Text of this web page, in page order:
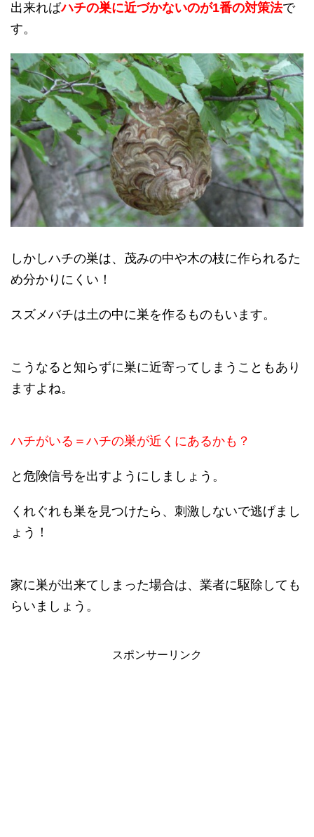
出来ればハチの巣に近づかないのが1番の対策法で
す。
しかしハチの巣は、茂みの中や木の枝に作られるた
め分かりにくい！
スズメバチは土の中に巣を作るものもいます。
こうなると知らずに巣に近寄ってしまうこともあり
ますよね。
ハチがいる＝ハチの巣が近くにあるかも？
と危険信号を出すようにしましょう。
くれぐれも巣を見つけたら、刺激しないで逃げまし
ょう！
家に巣が出来てしまった場合は、業者に駆除しても
らいましょう。
スポンサーリンク